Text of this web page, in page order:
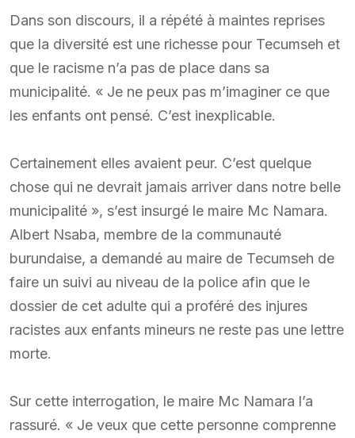
Dans son discours, il a répété à maintes reprises
que la diversité est une richesse pour Tecumseh et
que le racisme n’a pas de place dans sa
municipalité. « Je ne peux pas m’imaginer ce que
les enfants ont pensé. C’est inexplicable.
Certainement elles avaient peur. C’est quelque
chose qui ne devrait jamais arriver dans notre belle
municipalité », s’est insurgé le maire Mc Namara.
Albert Nsaba, membre de la communauté
burundaise, a demandé au maire de Tecumseh de
faire un suivi au niveau de la police afin que le
dossier de cet adulte qui a proféré des injures
racistes aux enfants mineurs ne reste pas une lettre
morte.
Sur cette interrogation, le maire Mc Namara l’a
rassuré. « Je veux que cette personne comprenne